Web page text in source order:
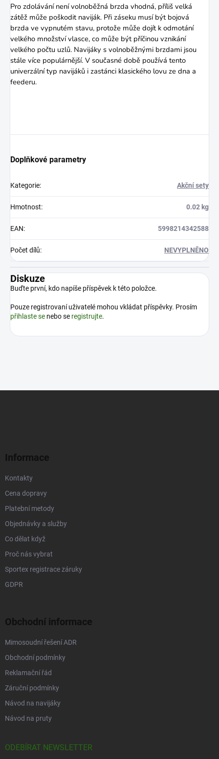
Pro zdolávání není volnoběžná brzda vhodná, příliš velká
zátěž může poškodit naviják. Při záseku musí být bojová
brzda ve vypnutém stavu, protože může dojít k odmotání
velkého množství vlasce, co může být příčinou vznikání
velkého počtu uzlů. Navijáky s volnoběžnými brzdami jsou
stále více populárnější. V současné době používá tento
univerzální typ navijáků i zastánci klasického lovu ze dna a
feederu.
Doplňkové parametry
Kategorie: Akční sety
Hmotnost: 0.02 kg
EAN: 5998214342588
Počet dílů: NEVYPLNĚNO
Diskuze
Buďte první, kdo napíše příspěvek k této položce.
Pouze registrovaní uživatelé mohou vkládat příspěvky. Prosím
přihlaste se nebo se registrujte.
Informace
Kontakty
Cena dopravy
Platební metody
Objednávky a služby
Co dělat když
Proč nás vybrat
Sportex registrace záruky
GDPR
Obchodní informace
Mimosoudní řešení ADR
Obchodní podmínky
Reklamační řád
Záruční podmínky
Návod na navijáky
Návod na pruty
ODEBÍRAT NEWSLETTER